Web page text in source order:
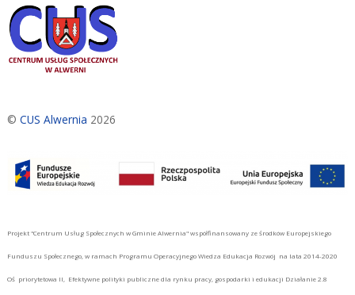
© CUS Alwernia 2026
Projekt "Centrum Usług Społecznych w Gminie Alwernia" współfinansowany ze środków Europejskiego
Funduszu Społecznego, w ramach Programu Operacyjnego Wiedza Edukacja Rozwój na lata 2014-2020
Oś priorytetowa II, Efektywne polityki publiczne dla rynku pracy, gospodarki i edukacji Działanie 2.8